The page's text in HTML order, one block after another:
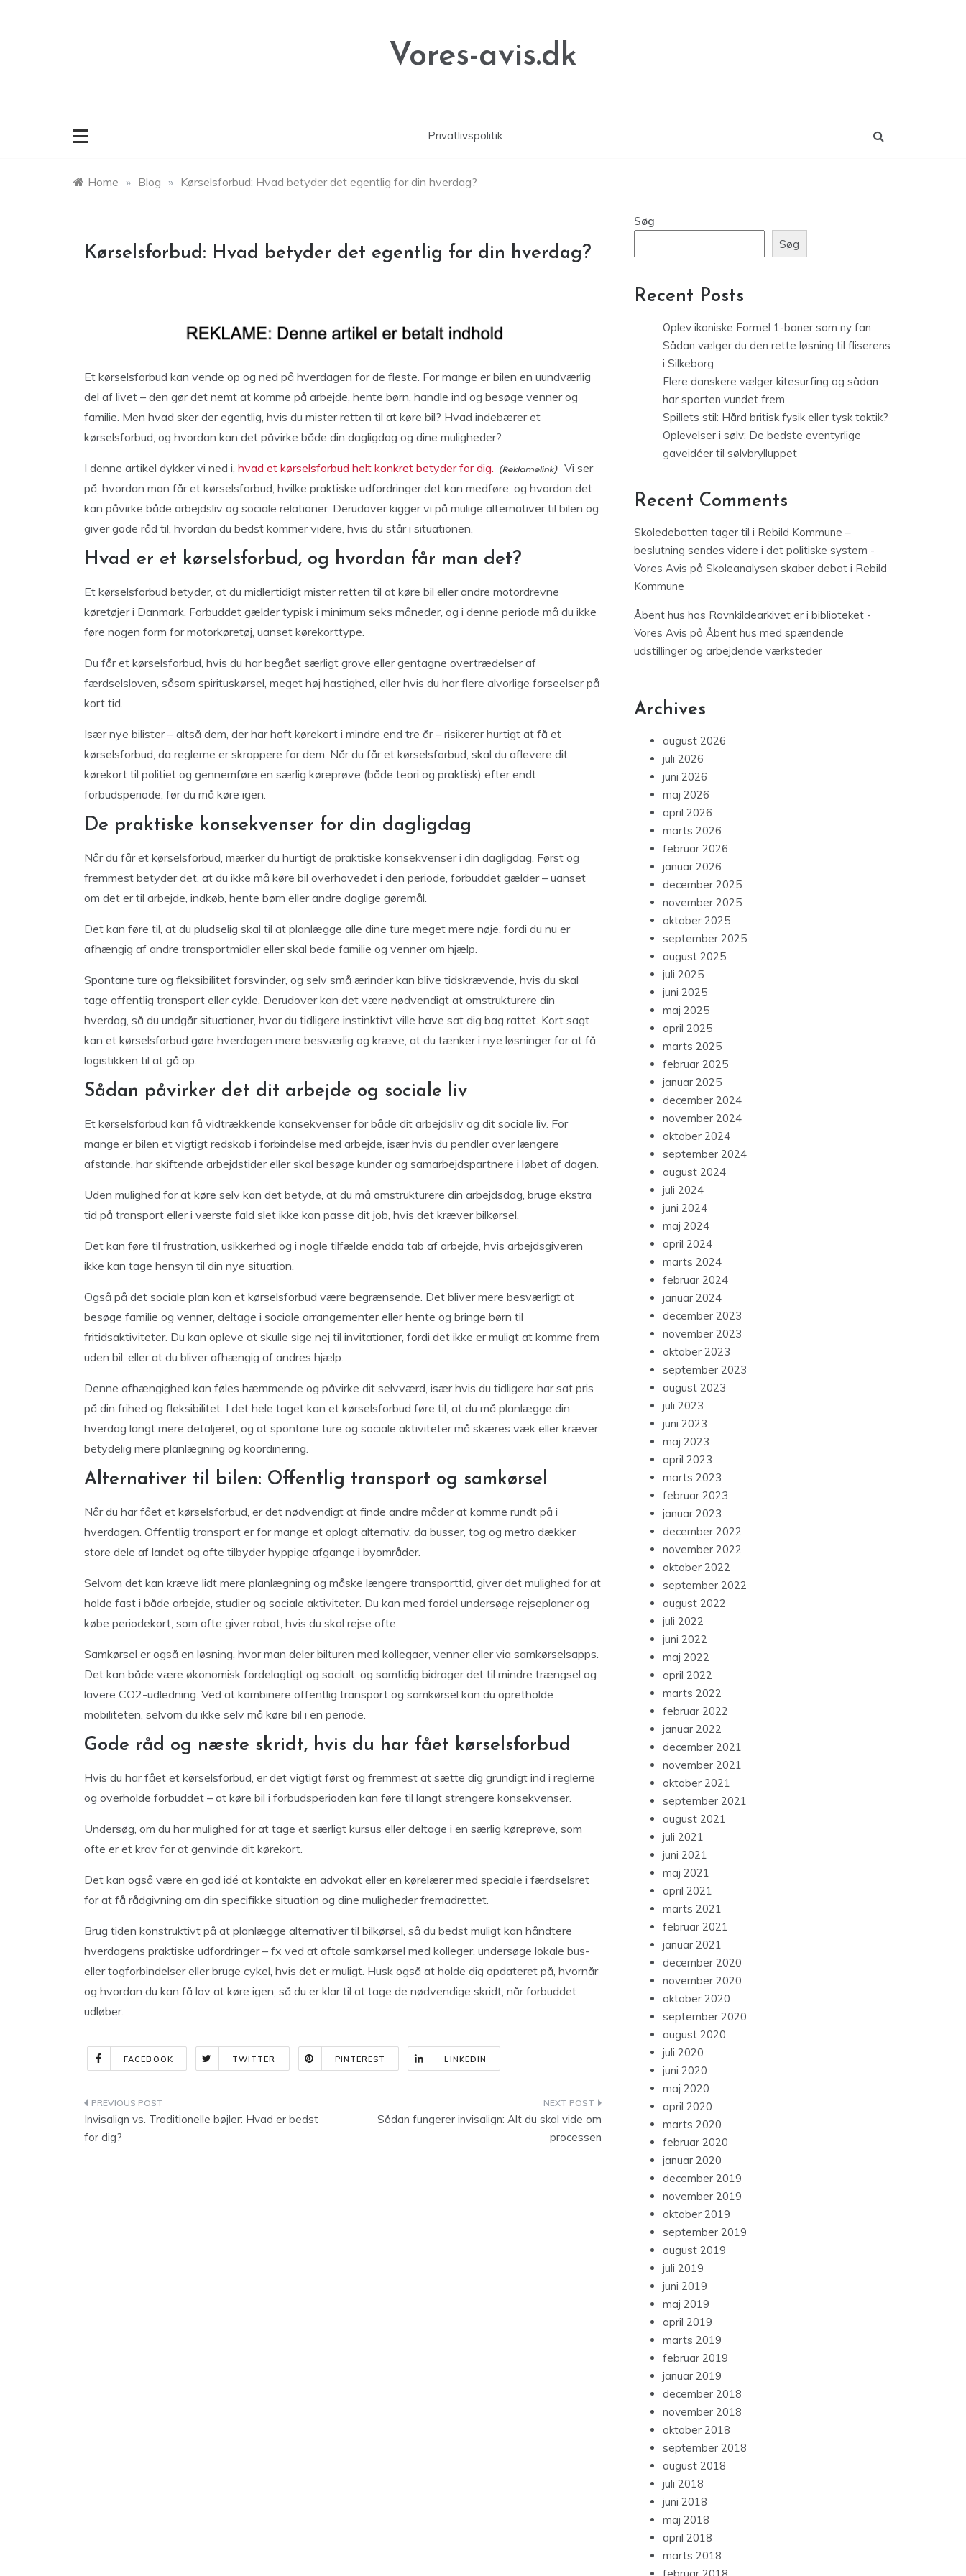
Vores-avis.dk
Privatlivspolitik
Home » Blog » Kørselsforbud: Hvad betyder det egentlig for din hverdag?
Kørselsforbud: Hvad betyder det egentlig for din hverdag?
Et kørselsforbud kan vende op og ned på hverdagen for de fleste. For mange er bilen en uundværlig
del af livet – den gør det nemt at komme på arbejde, hente børn, handle ind og besøge venner og
familie. Men hvad sker der egentlig, hvis du mister retten til at køre bil? Hvad indebærer et
kørselsforbud, og hvordan kan det påvirke både din dagligdag og dine muligheder?
I denne artikel dykker vi ned i, hvad et kørselsforbud helt konkret betyder for dig.
Vi ser
på, hvordan man får et kørselsforbud, hvilke praktiske udfordringer det kan medføre, og hvordan det
kan påvirke både arbejdsliv og sociale relationer. Derudover kigger vi på mulige alternativer til bilen og
giver gode råd til, hvordan du bedst kommer videre, hvis du står i situationen.
Hvad er et kørselsforbud, og hvordan får man det?
Et kørselsforbud betyder, at du midlertidigt mister retten til at køre bil eller andre motordrevne
køretøjer i Danmark. Forbuddet gælder typisk i minimum seks måneder, og i denne periode må du ikke
føre nogen form for motorkøretøj, uanset kørekorttype.
Du får et kørselsforbud, hvis du har begået særligt grove eller gentagne overtrædelser af
færdselsloven, såsom spirituskørsel, meget høj hastighed, eller hvis du har flere alvorlige forseelser på
kort tid.
Især nye bilister – altså dem, der har haft kørekort i mindre end tre år – risikerer hurtigt at få et
kørselsforbud, da reglerne er skrappere for dem. Når du får et kørselsforbud, skal du aflevere dit
kørekort til politiet og gennemføre en særlig køreprøve (både teori og praktisk) efter endt
forbudsperiode, før du må køre igen.
De praktiske konsekvenser for din dagligdag
Når du får et kørselsforbud, mærker du hurtigt de praktiske konsekvenser i din dagligdag. Først og
fremmest betyder det, at du ikke må køre bil overhovedet i den periode, forbuddet gælder – uanset
om det er til arbejde, indkøb, hente børn eller andre daglige gøremål.
Det kan føre til, at du pludselig skal til at planlægge alle dine ture meget mere nøje, fordi du nu er
afhængig af andre transportmidler eller skal bede familie og venner om hjælp.
Spontane ture og fleksibilitet forsvinder, og selv små ærinder kan blive tidskrævende, hvis du skal
tage offentlig transport eller cykle. Derudover kan det være nødvendigt at omstrukturere din
hverdag, så du undgår situationer, hvor du tidligere instinktivt ville have sat dig bag rattet. Kort sagt
kan et kørselsforbud gøre hverdagen mere besværlig og kræve, at du tænker i nye løsninger for at få
logistikken til at gå op.
Sådan påvirker det dit arbejde og sociale liv
Et kørselsforbud kan få vidtrækkende konsekvenser for både dit arbejdsliv og dit sociale liv. For
mange er bilen et vigtigt redskab i forbindelse med arbejde, især hvis du pendler over længere
afstande, har skiftende arbejdstider eller skal besøge kunder og samarbejdspartnere i løbet af dagen.
Uden mulighed for at køre selv kan det betyde, at du må omstrukturere din arbejdsdag, bruge ekstra
tid på transport eller i værste fald slet ikke kan passe dit job, hvis det kræver bilkørsel.
Det kan føre til frustration, usikkerhed og i nogle tilfælde endda tab af arbejde, hvis arbejdsgiveren
ikke kan tage hensyn til din nye situation.
Også på det sociale plan kan et kørselsforbud være begrænsende. Det bliver mere besværligt at
besøge familie og venner, deltage i sociale arrangementer eller hente og bringe børn til
fritidsaktiviteter. Du kan opleve at skulle sige nej til invitationer, fordi det ikke er muligt at komme frem
uden bil, eller at du bliver afhængig af andres hjælp.
Denne afhængighed kan føles hæmmende og påvirke dit selvværd, især hvis du tidligere har sat pris
på din frihed og fleksibilitet. I det hele taget kan et kørselsforbud føre til, at du må planlægge din
hverdag langt mere detaljeret, og at spontane ture og sociale aktiviteter må skæres væk eller kræver
betydelig mere planlægning og koordinering.
Alternativer til bilen: Offentlig transport og samkørsel
Når du har fået et kørselsforbud, er det nødvendigt at finde andre måder at komme rundt på i
hverdagen. Offentlig transport er for mange et oplagt alternativ, da busser, tog og metro dækker
store dele af landet og ofte tilbyder hyppige afgange i byområder.
Selvom det kan kræve lidt mere planlægning og måske længere transporttid, giver det mulighed for at
holde fast i både arbejde, studier og sociale aktiviteter. Du kan med fordel undersøge rejseplaner og
købe periodekort, som ofte giver rabat, hvis du skal rejse ofte.
Samkørsel er også en løsning, hvor man deler bilturen med kollegaer, venner eller via samkørselsapps.
Det kan både være økonomisk fordelagtigt og socialt, og samtidig bidrager det til mindre trængsel og
lavere CO2-udledning. Ved at kombinere offentlig transport og samkørsel kan du opretholde
mobiliteten, selvom du ikke selv må køre bil i en periode.
Gode råd og næste skridt, hvis du har fået kørselsforbud
Hvis du har fået et kørselsforbud, er det vigtigt først og fremmest at sætte dig grundigt ind i reglerne
og overholde forbuddet – at køre bil i forbudsperioden kan føre til langt strengere konsekvenser.
Undersøg, om du har mulighed for at tage et særligt kursus eller deltage i en særlig køreprøve, som
ofte er et krav for at genvinde dit kørekort.
Det kan også være en god idé at kontakte en advokat eller en kørelærer med speciale i færdselsret
for at få rådgivning om din specifikke situation og dine muligheder fremadrettet.
Brug tiden konstruktivt på at planlægge alternativer til bilkørsel, så du bedst muligt kan håndtere
hverdagens praktiske udfordringer – fx ved at aftale samkørsel med kolleger, undersøge lokale bus-
eller togforbindelser eller bruge cykel, hvis det er muligt. Husk også at holde dig opdateret på, hvornår
og hvordan du kan få lov at køre igen, så du er klar til at tage de nødvendige skridt, når forbuddet
udløber.
FACEBOOK TWITTER PINTEREST LINKEDIN
Indlægsnavigation
Invisalign vs. Traditionelle bøjler: Hvad er bedst
for dig?
Sådan fungerer invisalign: Alt du skal vide om
processen
Søg
Søg
Recent Posts
Oplev ikoniske Formel 1-baner som ny fan
Sådan vælger du den rette løsning til fliserens
i Silkeborg
Flere danskere vælger kitesurfing og sådan
har sporten vundet frem
Spillets stil: Hård britisk fysik eller tysk taktik?
Oplevelser i sølv: De bedste eventyrlige
gaveidéer til sølvbrylluppet
Recent Comments
Skoledebatten tager til i Rebild Kommune –
beslutning sendes videre i det politiske system -
Vores Avis på Skoleanalysen skaber debat i Rebild
Kommune
Åbent hus hos Ravnkildearkivet er i biblioteket -
Vores Avis på Åbent hus med spændende
udstillinger og arbejdende værksteder
Archives
august 2026
juli 2026
juni 2026
maj 2026
april 2026
marts 2026
februar 2026
januar 2026
december 2025
november 2025
oktober 2025
september 2025
august 2025
juli 2025
juni 2025
maj 2025
april 2025
marts 2025
februar 2025
januar 2025
december 2024
november 2024
oktober 2024
september 2024
august 2024
juli 2024
juni 2024
maj 2024
april 2024
marts 2024
februar 2024
januar 2024
december 2023
november 2023
oktober 2023
september 2023
august 2023
juli 2023
juni 2023
maj 2023
april 2023
marts 2023
februar 2023
januar 2023
december 2022
november 2022
oktober 2022
september 2022
august 2022
juli 2022
juni 2022
maj 2022
april 2022
marts 2022
februar 2022
januar 2022
december 2021
november 2021
oktober 2021
september 2021
august 2021
juli 2021
juni 2021
maj 2021
april 2021
marts 2021
februar 2021
januar 2021
december 2020
november 2020
oktober 2020
september 2020
august 2020
juli 2020
juni 2020
maj 2020
april 2020
marts 2020
februar 2020
januar 2020
december 2019
november 2019
oktober 2019
september 2019
august 2019
juli 2019
juni 2019
maj 2019
april 2019
marts 2019
februar 2019
januar 2019
december 2018
november 2018
oktober 2018
september 2018
august 2018
juli 2018
juni 2018
maj 2018
april 2018
marts 2018